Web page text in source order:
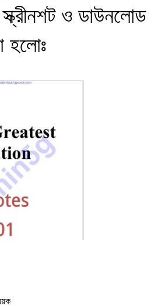
ও ডাউনলোড
হলোঃ